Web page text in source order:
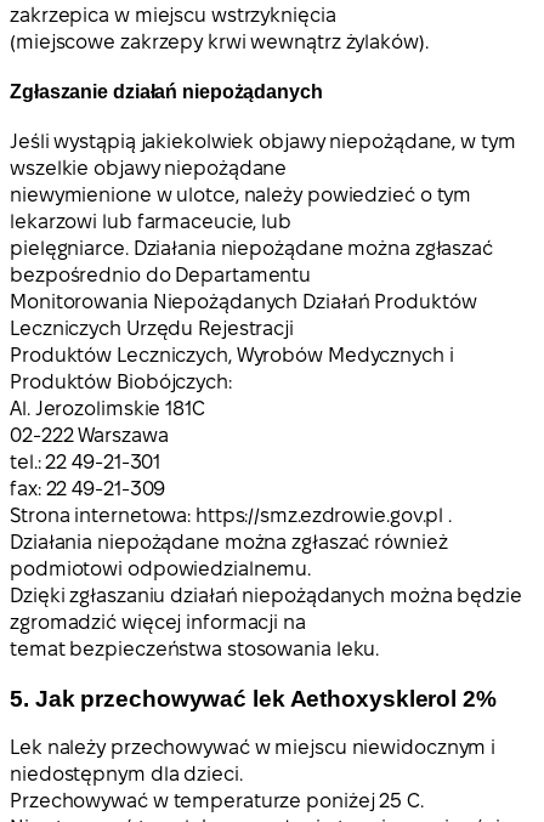
zakrzepica w miejscu wstrzyknięcia
(miejscowe zakrzepy krwi wewnątrz żylaków).
Zgłaszanie działań niepożądanych
Jeśli wystąpią jakiekolwiek objawy niepożądane, w tym
wszelkie objawy niepożądane
niewymienione w ulotce, należy powiedzieć o tym
lekarzowi lub farmaceucie, lub
pielęgniarce. Działania niepożądane można zgłaszać
bezpośrednio do Departamentu
Monitorowania Niepożądanych Działań Produktów
Leczniczych Urzędu Rejestracji
Produktów Leczniczych, Wyrobów Medycznych i
Produktów Biobójczych:
Al. Jerozolimskie 181C
02-222 Warszawa
tel.: 22 49-21-301
fax: 22 49-21-309
Strona internetowa: https://smz.ezdrowie.gov.pl .
Działania niepożądane można zgłaszać również
podmiotowi odpowiedzialnemu.
Dzięki zgłaszaniu działań niepożądanych można będzie
zgromadzić więcej informacji na
temat bezpieczeństwa stosowania leku.
5. Jak przechowywać lek Aethoxysklerol 2%
Lek należy przechowywać w miejscu niewidocznym i
niedostępnym dla dzieci.
Przechowywać w temperaturze poniżej 25 C.